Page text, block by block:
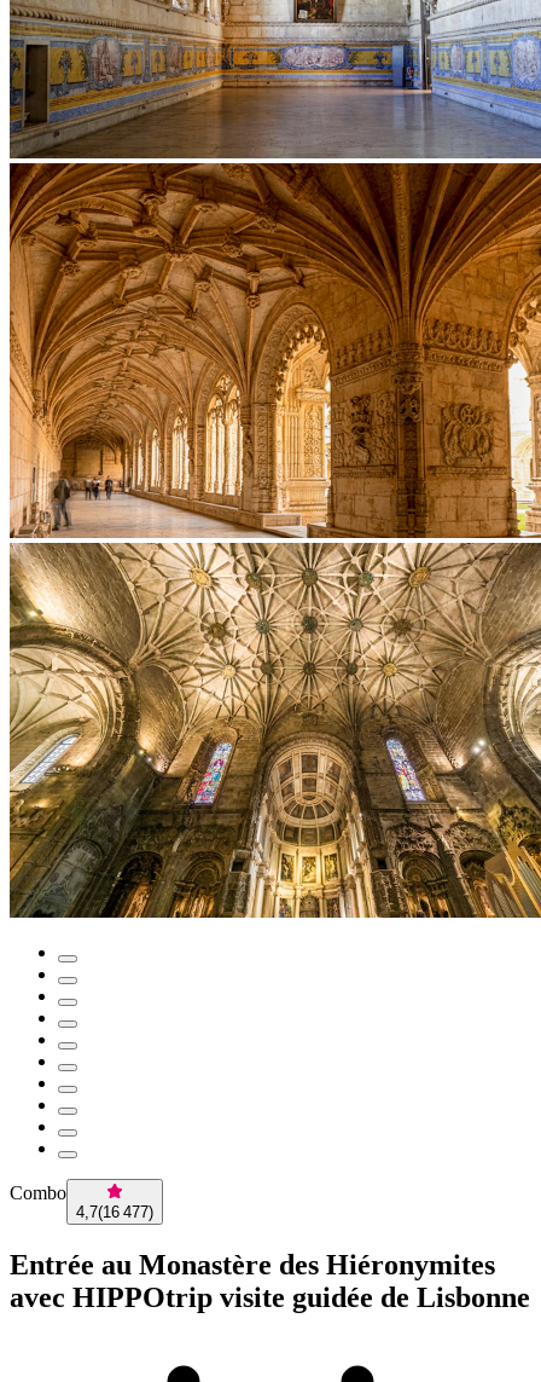
Combo
4,7(16 477)
Entrée au Monastère des Hiéronymites
avec HIPPOtrip visite guidée de Lisbonne